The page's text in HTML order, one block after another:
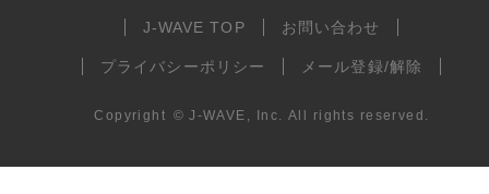
J-WAVE TOP お問い合わせ
プライバシーポリシー メール登録/解除
Copyright © J-WAVE, Inc. All rights reserved.